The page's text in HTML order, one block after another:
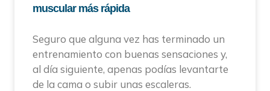
muscular más rápida
Seguro que alguna vez has terminado un
entrenamiento con buenas sensaciones y,
al día siguiente, apenas podías levantarte
de la cama o subir unas escaleras.